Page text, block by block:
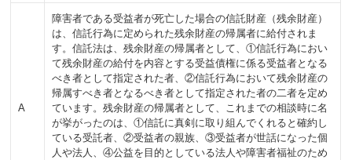
A
障害者である受益者が死亡した場合の信託財産（残余財産）
は、信託行為に定められた残余財産の帰属者に給付されま
す。信託法は、残余財産の帰属者として、①信託行為におい
て残余財産の給付を内容とする受益債権に係る受益者となる
べき者として指定された者、②信託行為において残余財産の
帰属すべき者となるべき者として指定された者の二者を定め
ています。残余財産の帰属者として、これまでの相談時に名
が挙がったのは、①信託に真剣に取り組んでくれると確約し
ている受託者、②受益者の親族、③受益者が世話になった個
人や法人、④公益を目的としている法人や障害者福祉のため